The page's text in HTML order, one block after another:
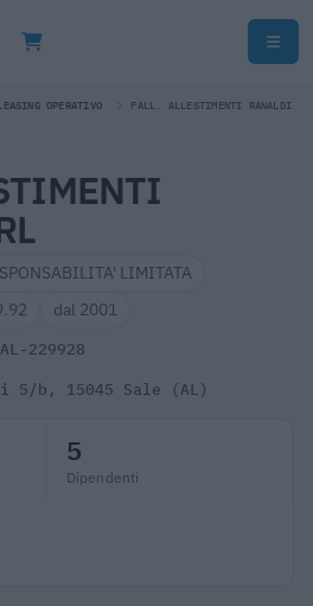
OPERATIVO FALL. ALLESTIMENTI RANALDI
LIMITATA
dal 2001
229928
5/b, 15045 Sale (AL)
5
Dipendenti